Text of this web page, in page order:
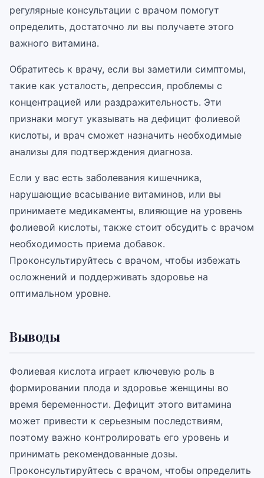
регулярные консультации с врачом помогут
определить, достаточно ли вы получаете этого
важного витамина.
Обратитесь к врачу, если вы заметили симптомы,
такие как усталость, депрессия, проблемы с
концентрацией или раздражительность. Эти
признаки могут указывать на дефицит фолиевой
кислоты, и врач сможет назначить необходимые
анализы для подтверждения диагноза.
Если у вас есть заболевания кишечника,
нарушающие всасывание витаминов, или вы
принимаете медикаменты, влияющие на уровень
фолиевой кислоты, также стоит обсудить с врачом
необходимость приема добавок.
Проконсультируйтесь с врачом, чтобы избежать
осложнений и поддерживать здоровье на
оптимальном уровне.
Выводы
Фолиевая кислота играет ключевую роль в
формировании плода и здоровье женщины во
время беременности. Дефицит этого витамина
может привести к серьезным последствиям,
поэтому важно контролировать его уровень и
принимать рекомендованные дозы.
Проконсультируйтесь с врачом, чтобы определить